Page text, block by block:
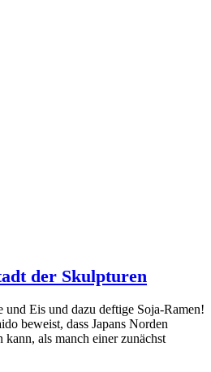
der Skulpturen
und Eis und dazu deftige Soja-Ramen!
beweist, dass Japans Norden
kann, als manch einer zunächst